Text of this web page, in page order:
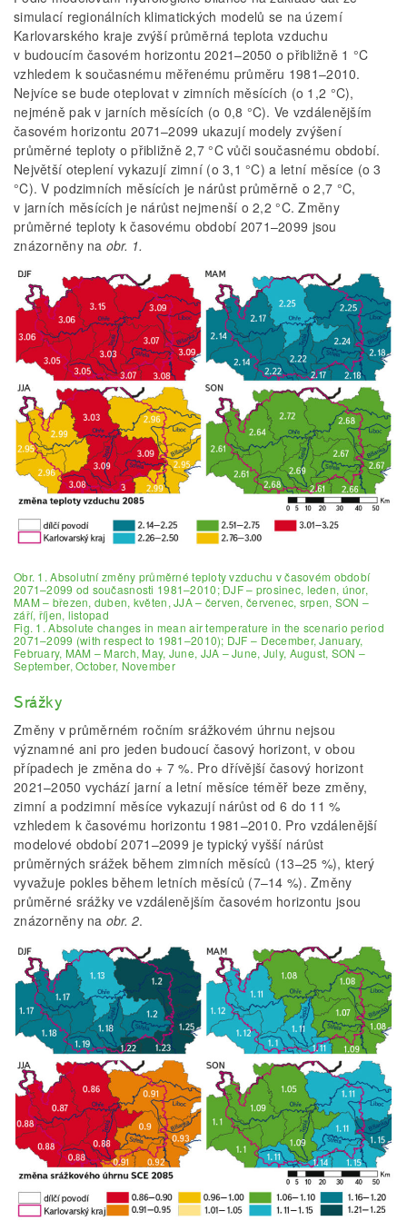
simulací regionálních klimatických modelů se na území
Karlovarského kraje zvýší průměrná teplota vzduchu
v budoucím časovém horizontu 2021–2050 o přibližně 1 °C
vzhledem k současnému měřenému průměru 1981–2010.
Nejvíce se bude oteplovat v zimních měsících (o 1,2 °C),
nejméně pak v jarních měsících (o 0,8 °C). Ve vzdálenějším
časovém horizontu 2071–2099 ukazují modely zvýšení
průměrné teploty o přibližně 2,7 °C vůči současnému období.
Největší oteplení vykazují zimní (o 3,1 °C) a letní měsíce (o 3
°C). V podzimních měsících je nárůst průměrně o 2,7 °C,
v jarních měsících je nárůst nejmenší o 2,2 °C. Změny
průměrné teploty k časovému období 2071–2099 jsou
znázorněny na obr. 1.
Obr. 1. Absolutní změny průměrné teploty vzduchu v časovém období
2071–2099 od současnosti 1981–2010; DJF – prosinec, leden, únor,
MAM – březen, duben, květen, JJA – červen, červenec, srpen, SON –
září, říjen, listopad
Fig. 1. Absolute changes in mean air temperature in the scenario period
2071–2099 (with respect to 1981–2010); DJF – December, January,
February, MAM – March, May, June, JJA – June, July, August, SON –
September, October, November
Srážky
Změny v průměrném ročním srážkovém úhrnu nejsou
významné ani pro jeden budoucí časový horizont, v obou
případech je změna do + 7 %. Pro dřívější časový horizont
2021–2050 vychází jarní a letní měsíce téměř beze změny,
zimní a podzimní měsíce vykazují nárůst od 6 do 11 %
vzhledem k časovému horizontu 1981–2010. Pro vzdálenější
modelové období 2071–2099 je typický vyšší nárůst
průměrných srážek během zimních měsíců (13–25 %), který
vyvažuje pokles během letních měsíců (7–14 %). Změny
průměrné srážky ve vzdálenějším časovém horizontu jsou
znázorněny na obr. 2.